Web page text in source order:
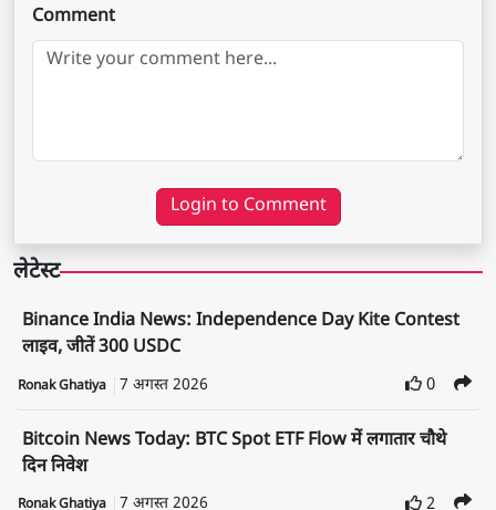
Comment
Login to Comment
लेटेस्ट
Binance India News: Independence Day Kite Contest
लाइव, जीतें 300 USDC
Ronak Ghatiya 7 अगस्त 2026 0
Bitcoin News Today: BTC Spot ETF Flow में लगातार चौथे
दिन निवेश
Ronak Ghatiya 7 अगस्त 2026 2